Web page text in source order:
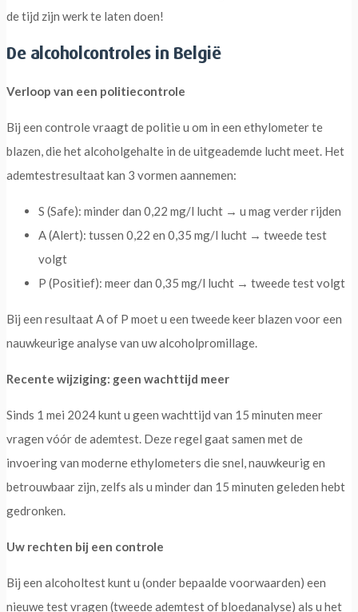
de tijd zijn werk te laten doen!
De alcoholcontroles in België
Verloop van een politiecontrole
Bij een controle vraagt de politie u om in een ethylometer te
blazen, die het alcoholgehalte in de uitgeademde lucht meet. Het
ademtestresultaat kan 3 vormen aannemen:
S (Safe): minder dan 0,22 mg/l lucht → u mag verder rijden
A (Alert): tussen 0,22 en 0,35 mg/l lucht → tweede test
volgt
P (Positief): meer dan 0,35 mg/l lucht → tweede test volgt
Bij een resultaat A of P moet u een tweede keer blazen voor een
nauwkeurige analyse van uw alcoholpromillage.
Recente wijziging: geen wachttijd meer
Sinds 1 mei 2024 kunt u geen wachttijd van 15 minuten meer
vragen vóór de ademtest. Deze regel gaat samen met de
invoering van moderne ethylometers die snel, nauwkeurig en
betrouwbaar zijn, zelfs als u minder dan 15 minuten geleden hebt
gedronken.
Uw rechten bij een controle
Bij een alcoholtest kunt u (onder bepaalde voorwaarden) een
nieuwe test vragen (tweede ademtest of bloedanalyse) als u het